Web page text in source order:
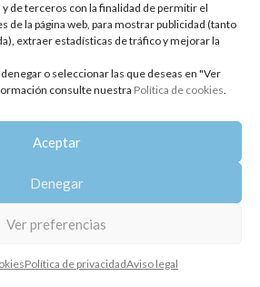
de terceros con la finalidad de permitir el
de la página web, para mostrar publicidad (tanto
extraer estadísticas de tráfico y mejorar la
o seleccionar las que deseas en "Ver
consulte nuestra Política de cookies.
Aceptar
Denegar
Ver preferencias
Política de privacidadAviso legal
2014-2025 Oshadhi España
los derechos reservados.
| Aviso legal | Política de cookies